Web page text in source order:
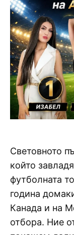
Световното
който
футболната
година
Канада и на
отбора. Ние